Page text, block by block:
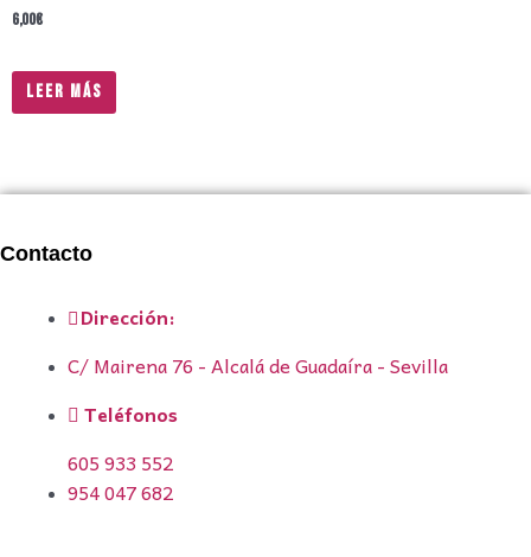
6,00€
Leer más
Contacto
Dirección:
C/ Mairena 76 - Alcalá de Guadaíra - Sevilla
Teléfonos
605 933 552
954 047 682